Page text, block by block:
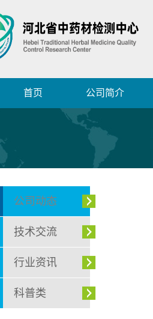
首页 公司简介
公司动态
技术交流
行业资讯
科普类